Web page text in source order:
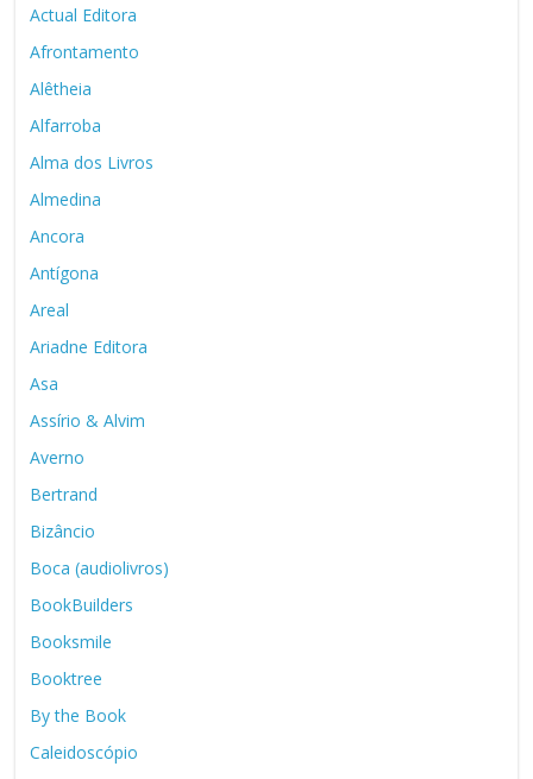
Actual Editora
Afrontamento
Alêtheia
Alfarroba
Alma dos Livros
Almedina
Ancora
Antígona
Areal
Ariadne Editora
Asa
Assírio & Alvim
Averno
Bertrand
Bizâncio
Boca (audiolivros)
BookBuilders
Booksmile
Booktree
By the Book
Caleidoscópio